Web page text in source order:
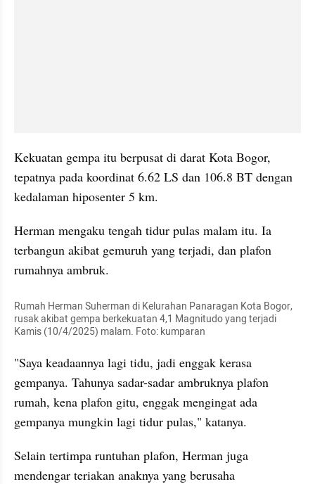
Kekuatan gempa itu berpusat di darat Kota Bogor,
tepatnya pada koordinat 6.62 LS dan 106.8 BT dengan
kedalaman hiposenter 5 km.
Herman mengaku tengah tidur pulas malam itu. Ia
terbangun akibat gemuruh yang terjadi, dan plafon
rumahnya ambruk.
Rumah Herman Suherman di Kelurahan Panaragan Kota Bogor,
rusak akibat gempa berkekuatan 4,1 Magnitudo yang terjadi
Kamis (10/4/2025) malam. Foto: kumparan
"Saya keadaannya lagi tidu, jadi enggak kerasa
gempanya. Tahunya sadar-sadar ambruknya plafon
rumah, kena plafon gitu, enggak mengingat ada
gempanya mungkin lagi tidur pulas," katanya.
Selain tertimpa runtuhan plafon, Herman juga
mendengar teriakan anaknya yang berusaha